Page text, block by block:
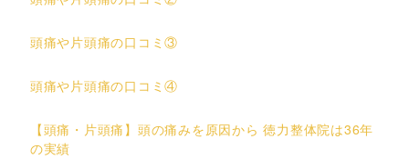
頭痛や片頭痛の口コミ③
頭痛や片頭痛の口コミ④
【頭痛・片頭痛】頭の痛みを原因から 徳力整体院は36年
の実績